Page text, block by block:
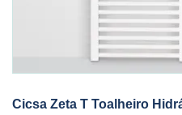
Cicsa Zeta T Toalheiro